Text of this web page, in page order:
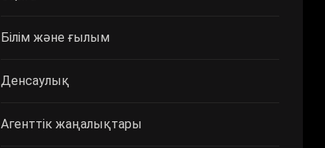
Білім және ғылым
Денсаулық
Агенттік жаңалықтары